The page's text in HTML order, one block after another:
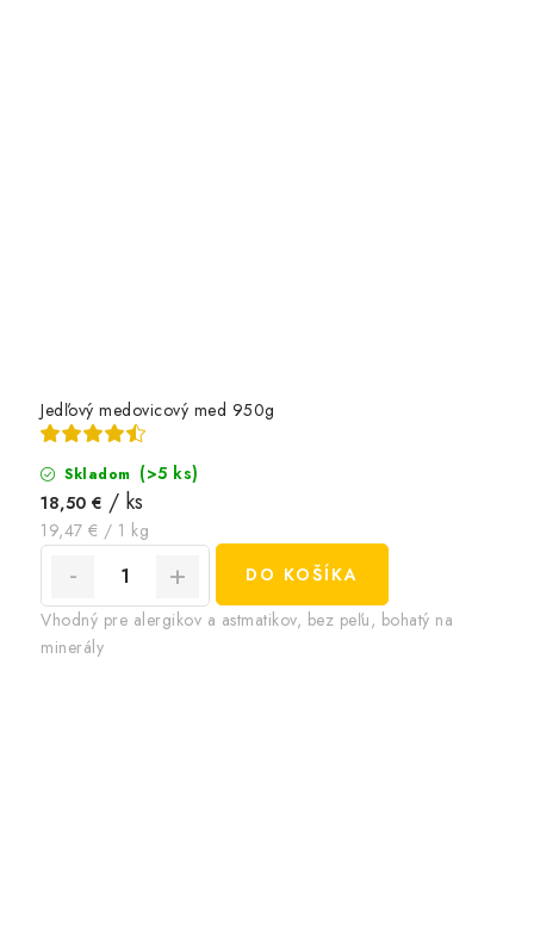
Jedľový medovicový med 950g
Skladom (>5 ks)
18,50 € / ks
Jednotková
cena:
19,47 € / 1 kg
DO KOŠÍKA
Vhodný pre alergikov a astmatikov, bez peľu, bohatý na
minerály